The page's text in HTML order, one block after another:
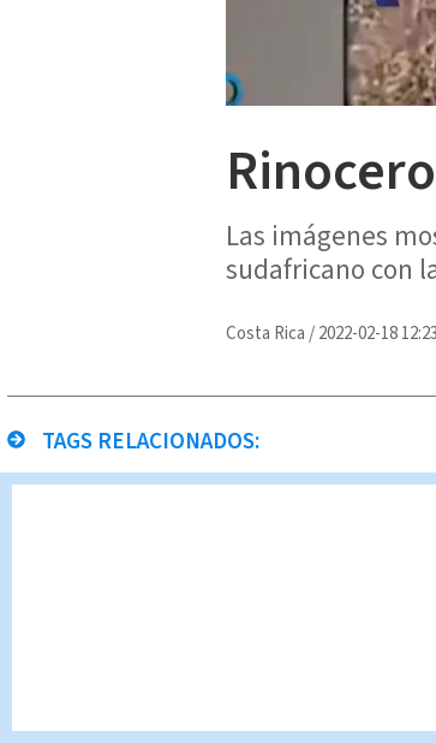
Las imágenes
sudafricano con
Costa Rica /2022-02-18
TAGS RELACIONADOS:
Queda prohibida la reproducción total o parcial
autorizada constituye una infracción y un delito